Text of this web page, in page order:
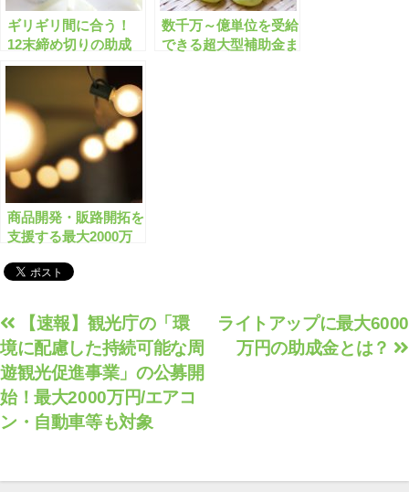
ギリギリ間に合う！
12末締め切りの助成
金・補助金「全1283
件」はこちら！【有料
会員限定】
数千万～億単位を受給
できる超大型補助金ま
商品開発・販路開拓を
支援する最大2000万
金とは？
投
稿
ナ
ビ
ゲ
ライトアップに最大6000
万円の助成金とは？
【速報】観光庁の「環
境に配慮した持続可能な周
遊観光促進事業」の公募開
始！最大2000万円/エアコ
ン・自動車等も対象